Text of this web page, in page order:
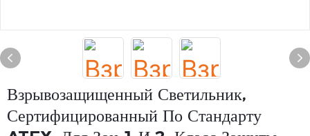
Взрывозащищенный Светильник,
Сертифицированный По Стандарту